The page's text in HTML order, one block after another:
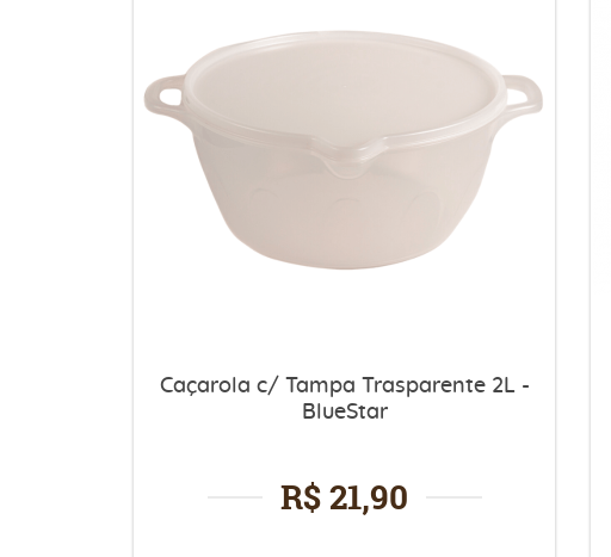
Caçarola c/ Tampa Trasparente 2L -
BlueStar
R$ 21,90